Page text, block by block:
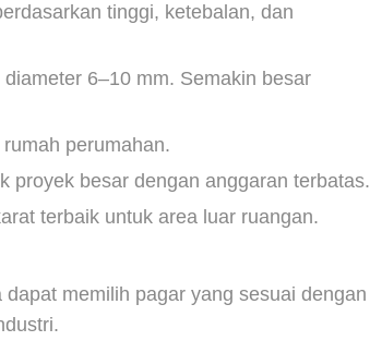
tinggi, ketebalan, dan
6–10 mm. Semakin besar
perumahan.
proyek besar dengan anggaran terbatas.
terbaik untuk area luar ruangan.
memilih pagar yang sesuai dengan